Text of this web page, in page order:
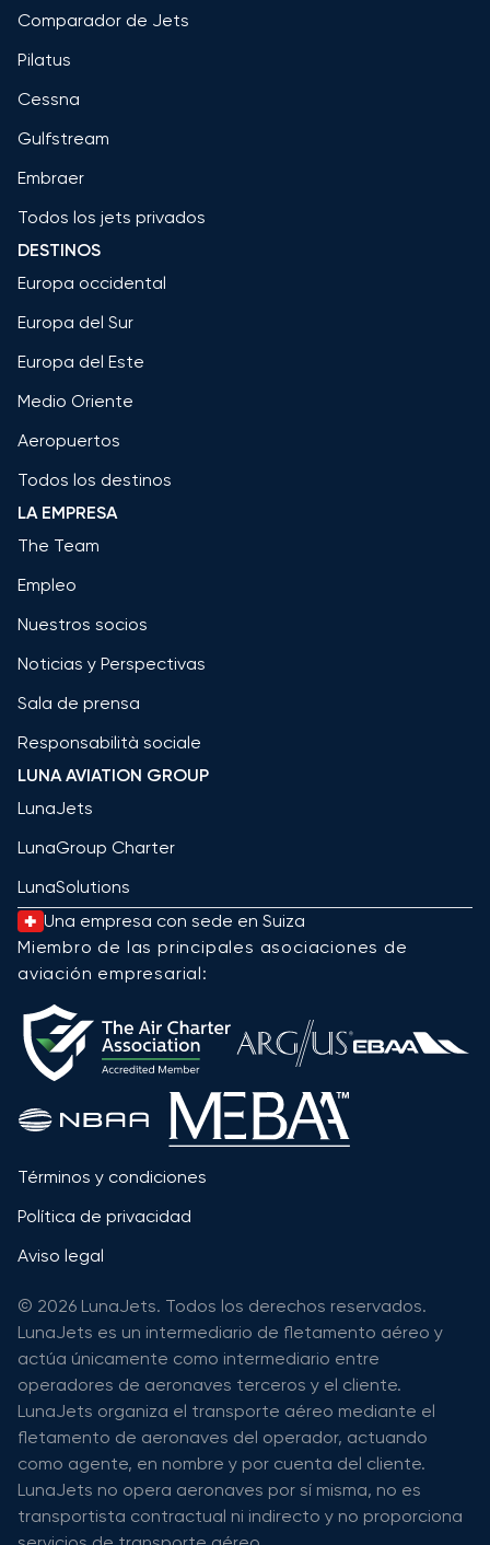
Comparador de Jets
Pilatus
Cessna
Gulfstream
Embraer
Todos los jets privados
DESTINOS
Europa occidental
Europa del Sur
Europa del Este
Medio Oriente
Aeropuertos
Todos los destinos
LA EMPRESA
The Team
Empleo
Nuestros socios
Noticias y Perspectivas
Sala de prensa
Responsabilità sociale
LUNA AVIATION GROUP
LunaJets
LunaGroup Charter
LunaSolutions
Una empresa con sede en Suiza
Miembro de las principales asociaciones de
aviación empresarial:
Términos y condiciones
Política de privacidad
Aviso legal
© 2026 LunaJets. Todos los derechos reservados.
LunaJets es un intermediario de fletamento aéreo y
actúa únicamente como intermediario entre
operadores de aeronaves terceros y el cliente.
LunaJets organiza el transporte aéreo mediante el
fletamento de aeronaves del operador, actuando
como agente, en nombre y por cuenta del cliente.
LunaJets no opera aeronaves por sí misma, no es
transportista contractual ni indirecto y no proporciona